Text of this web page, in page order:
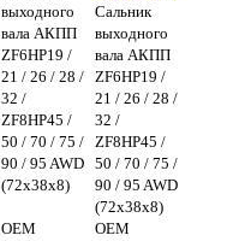
выходного
вала АКПП
ZF6HP19 /
21 / 26 / 28 /
32 /
ZF8HP45 /
50 / 70 / 75 /
90 / 95 AWD
(72x38x8)
OEM
Сальник
выходного
вала АКПП
ZF6HP19 /
21 / 26 / 28 /
32 /
ZF8HP45 /
50 / 70 / 75 /
90 / 95 AWD
(72x38x8)
OEM